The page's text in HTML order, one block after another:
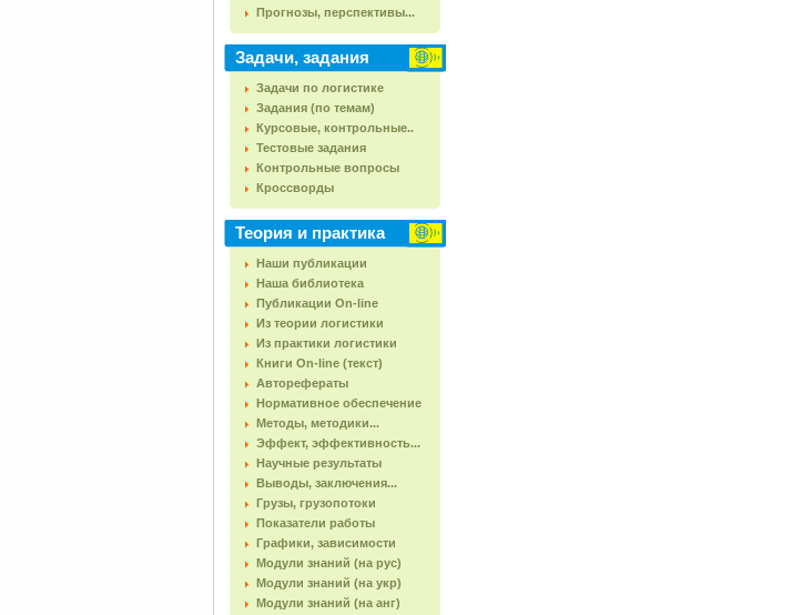
Прогнозы, перспективы...
Задачи, задания
Задачи по логистике
Задания (по темам)
Курсовые, контрольные..
Тестовые задания
Контрольные вопросы
Кроссворды
Теория и практика
Наши публикации
Наша библиотека
Публикации On-line
Из теории логистики
Из практики логистики
Книги On-line (текст)
Авторефераты
Нормативное обеспечение
Методы, методики...
Эффект, эффективность...
Научные результаты
Выводы, заключения...
Грузы, грузопотоки
Показатели работы
Графики, зависимости
Модули знаний (на рус)
Модули знаний (на укр)
Модули знаний (на анг)